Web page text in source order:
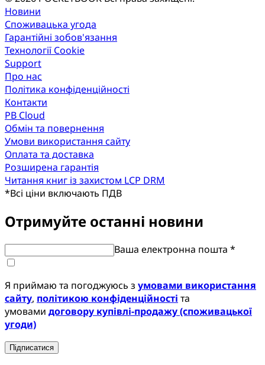
Новини
Споживацька угода
Гарантійні зобов'язання
Технології Cookie
Support
Про нас
Політика конфіденційності
Контакти
PB Cloud
Обмін та повернення
Умови використання сайту
Оплата та доставка
Розширена гарантія
Читання книг із захистом LCP DRM
*Всі ціни включають ПДВ
Отримуйте останні новини
Ваша електронна пошта *
Я приймаю та погоджуюсь з умовами використання
сайту, політикою конфіденційності та
умовами договору купівлі-продажу (споживацької
угоди)
Підписатися